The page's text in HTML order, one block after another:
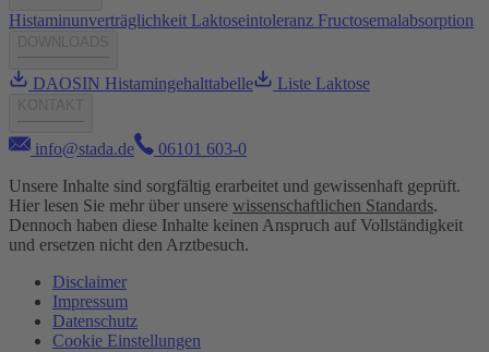
Histaminunverträglichkeit Laktoseintoleranz Fructosemalabsorption
DAOSIN Histamingehalttabelle Liste Laktose
info@stada.de
06101 603-0
Unsere Inhalte sind sorgfältig erarbeitet und gewissenhaft geprüft.
Hier lesen Sie mehr über unsere wissenschaftlichen Standards.
Dennoch haben diese Inhalte keinen Anspruch auf Vollständigkeit
und ersetzen nicht den Arztbesuch.
Disclaimer
Impressum
Datenschutz
Cookie Einstellungen